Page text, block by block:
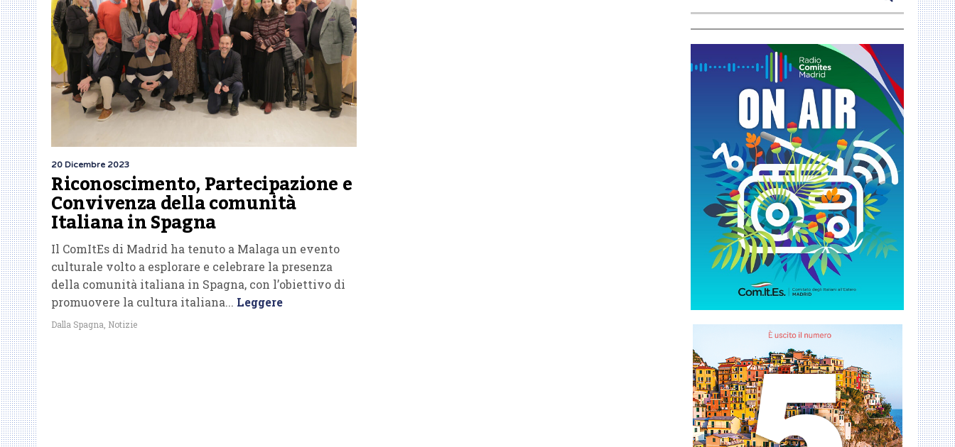
20 Dicembre 2023
Riconoscimento, Partecipazione e
Convivenza della comunità
Italiana in Spagna
Il ComItEs di Madrid ha tenuto a Malaga un evento
culturale volto a esplorare e celebrare la presenza
della comunità italiana in Spagna, con l’obiettivo di
promuovere la cultura italiana... Leggere
Dalla Spagna, Notizie